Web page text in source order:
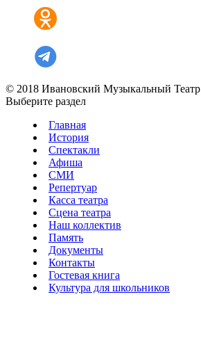
© 2018 Ивановский Музыкальный Театр
Выберите раздел
Главная
История
Спектакли
Афиша
СМИ
Репертуар
Касса театра
Сцена театра
Наш коллектив
Память
Документы
Контакты
Гостевая книга
Культура для школьников